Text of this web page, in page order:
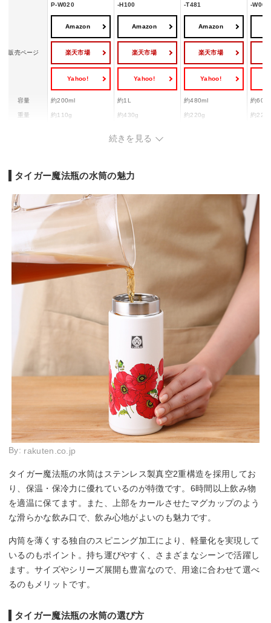
P-W020
-H100
-T481
-W060
販売ページ
Amazon
楽天市場
Yahoo!
Amazon
楽天市場
Yahoo!
Amazon
楽天市場
Yahoo!
容量 約200ml 約1L 約480ml 約
重量 約110g 約430g 約220g 約
食洗機対応 ◯ ー
続きを見る
タイガー魔法瓶の水筒の魅力
By: rakuten.co.jp
タイガー魔法瓶の水筒はステンレス製真空2重構造を採用してお
り、保温・保冷力に優れているのが特徴です。6時間以上飲み物
を適温に保てます。また、上部をカールさせたマグカップのよう
な滑らかな飲み口で、飲み心地がよいのも魅力です。
内筒を薄くする独自のスピニング加工により、軽量化を実現して
いるのもポイント。持ち運びやすく、さまざまなシーンで活躍し
ます。サイズやシリーズ展開も豊富なので、用途に合わせて選べ
るのもメリットです。
タイガー魔法瓶の水筒の選び方